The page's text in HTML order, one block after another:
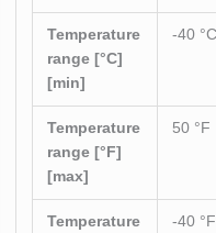
Temperature
range [°C]
[min]
-40
Temperature
range [°F]
[max]
50 °F
Temperature
-40